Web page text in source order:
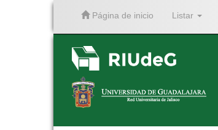
Página de inicio Listar